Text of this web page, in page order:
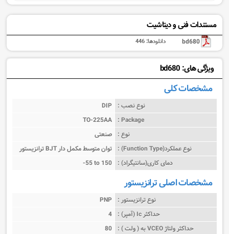
مستندات فنی و دیتاشیت
bd680 دانلودها: 446
ویژگی های: bd680
مشخصات کلی
نوع نصب : DIP
Package :
TO-225AA
نوع : صنعتی
نوع عملکرد(Function Type) :
ترانزیستور BJT توان متوسط مکمل دار
دمای کاری(سانتیگراد) : -55 to 150
مشخصات اصلی ترانزیستور
نوع ترانزیستور : PNP
حداکثر Ic (آمپر) :
4
حداکثر ولتاژ VCEO به ( ولت ) :
80